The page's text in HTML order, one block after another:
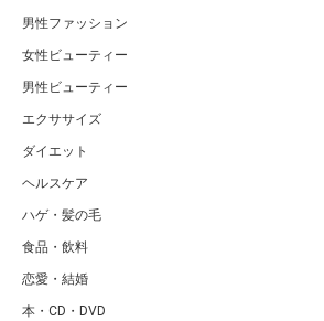
男性ファッション
女性ビューティー
男性ビューティー
エクササイズ
ダイエット
ヘルスケア
ハゲ・髪の毛
食品・飲料
恋愛・結婚
本・CD・DVD